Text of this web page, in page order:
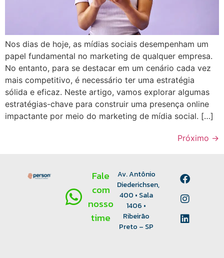
Nos dias de hoje, as mídias sociais desempenham um
papel fundamental no marketing de qualquer empresa.
No entanto, para se destacar em um cenário cada vez
mais competitivo, é necessário ter uma estratégia
sólida e eficaz. Neste artigo, vamos explorar algumas
estratégias-chave para construir uma presença online
impactante por meio do marketing de mídia social. […]
Próximo →
Fale
com
nosso
time
Av. Antônio
Diederichsen,
400 • Sala
1406 •
Ribeirão
Preto – SP